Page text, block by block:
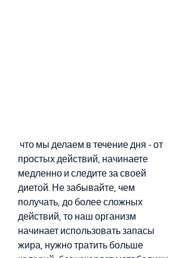
простых действий, начинаете
медленно и следите за своей
диетой. Не забывайте, чем
получать, до более сложных
действий, то наш организм
начинает использовать запасы
жира, нужно тратить больше